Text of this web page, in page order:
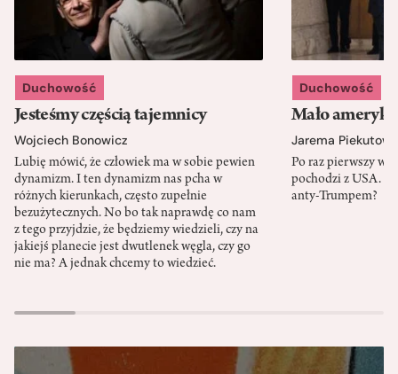
Duchowość
Jesteśmy częścią tajemnicy
Wojciech Bonowicz
Lubię mówić, że człowiek ma w sobie pewien
dynamizm. I ten dynamizm nas pcha w
różnych kierunkach, często zupełnie
bezużytecznych. No bo tak naprawdę co nam
z tego przyjdzie, że będziemy wiedzieli, czy na
jakiejś planecie jest dwutlenek węgla, czy go
nie ma? A jednak chcemy to wiedzieć.
Duchowość
Mało
Jarema
Po raz pierwszy w
pochodzi z USA.
anty-Trumpem?